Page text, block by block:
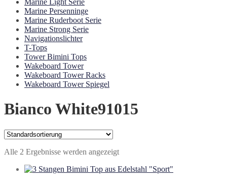
Marine Persenninge
Marine Ruderboot Serie
Marine Strong Serie
Navigationslichter
T-Tops
Tower Bimini Tops
Wakeboard Tower
Wakeboard Tower Racks
Wakeboard Tower Spiegel
Bianco White91015
Alle 2 Ergebnisse werden angezeigt